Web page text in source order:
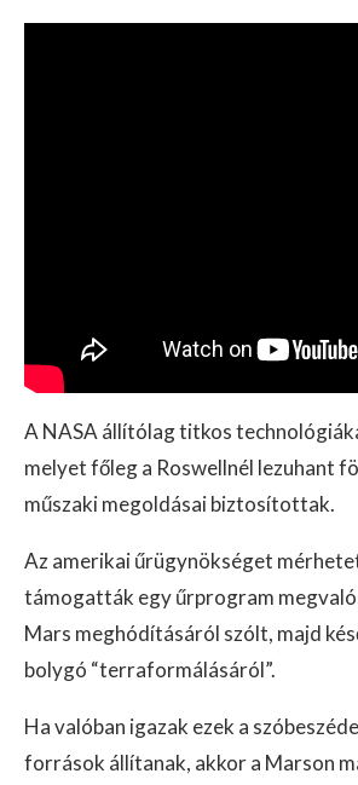
A NASA állítólag titkos
melyet főleg a Roswellnél lezuhant
műszaki megoldásai biztosítottak.
Az amerikai űrügynökséget
támogatták egy űrprogram
Mars meghódításáról szólt, majd
bolygó “terraformálásáról”.
Ha valóban igazak ezek a
források állítanak, akkor a Marson